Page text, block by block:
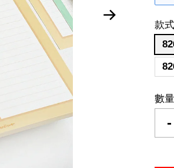
款式
數量
-